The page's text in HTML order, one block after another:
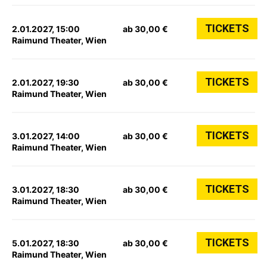
2.01.2027, 15:00
Raimund Theater, Wien
ab 30,00 € TICKETS
2.01.2027, 19:30
Raimund Theater, Wien
ab 30,00 € TICKETS
3.01.2027, 14:00
Raimund Theater, Wien
ab 30,00 € TICKETS
3.01.2027, 18:30
Raimund Theater, Wien
ab 30,00 € TICKETS
5.01.2027, 18:30
Raimund Theater, Wien
ab 30,00 € TICKETS